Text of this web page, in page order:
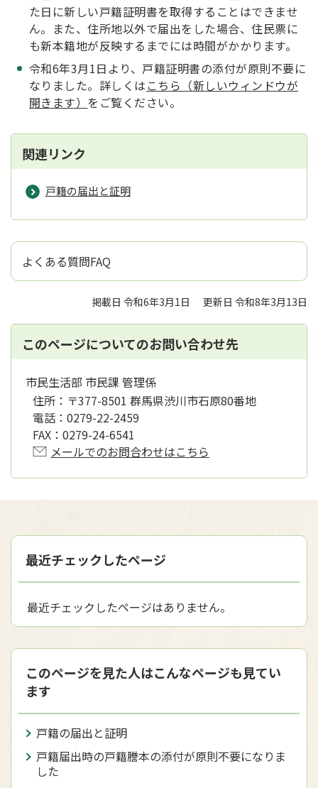
た日に新しい戸籍証明書を取得することはできませ
ん。また、住所地以外で届出をした場合、住民票に
も新本籍地が反映するまでには時間がかかります。
令和6年3月1日より、戸籍証明書の添付が原則不要に
なりました。詳しくは こちら（新しいウィンドウが
開きます） をご覧ください。
関連リンク
戸籍の届出と証明
よくある質問FAQ
掲載日 令和6年3月1日 更新日 令和8年3月13日
このページについてのお問い合わせ先
市民生活部 市民課 管理係
住所： 〒377-8501 群馬県渋川市石原80番地
電話： 0279-22-2459
FAX： 0279-24-6541
メールでのお問合わせはこちら
最近チェックしたページ
最近チェックしたページはありません。
このページを見た人はこんなページも見てい
ます
戸籍の届出と証明
戸籍届出時の戸籍謄本の添付が原則不要になりま
した